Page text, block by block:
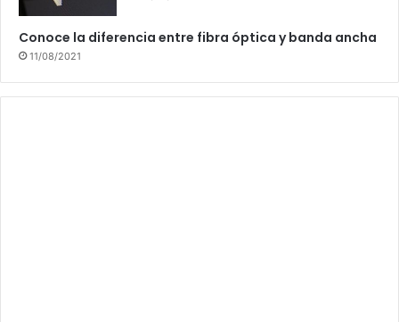
Conoce la diferencia entre fibra óptica y banda ancha
11/08/2021